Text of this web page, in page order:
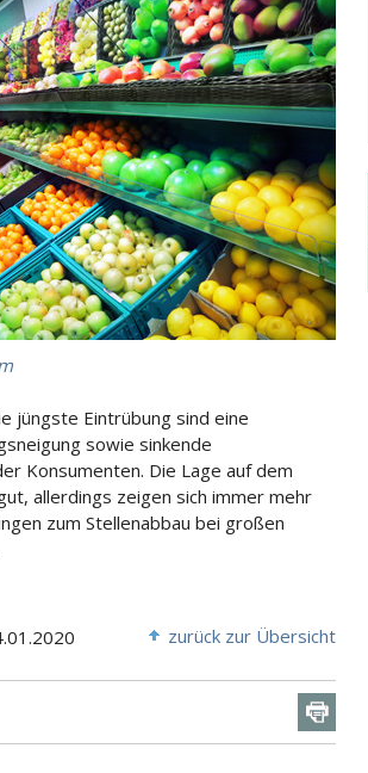
jüngste Eintrübung sind eine
sowie sinkende
Konsumenten. Die Lage auf dem
allerdings zeigen sich immer mehr
zum Stellenabbau bei großen
zurück zur Übersicht